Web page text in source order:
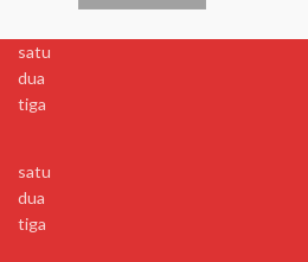
satu
dua
tiga
satu
dua
tiga